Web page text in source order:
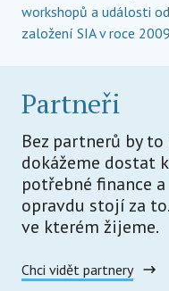
workshopů a události od
založení SIA v roce 2009
Partneři
Bez partnerů by to
dokážeme dostat
potřebné finance
opravdu stojí za
ve kterém žijeme.
Chci vidět partnery